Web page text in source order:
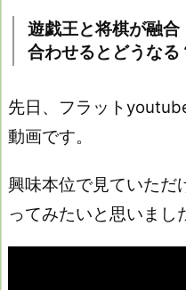
遊戯王と将棋が融
合わせるとどうなる
先日、フラット
動画です。
興味本位で見ていただ
ってみたいと思いまし